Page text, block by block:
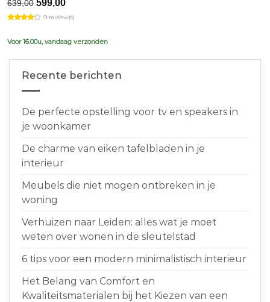
639,00
price
was:
599,00
is:
9 review(s)
Voor 16.00u, vandaag verzonden
Recente berichten
De perfecte opstelling voor tv en speakers in
je woonkamer
De charme van eiken tafelbladen in je
interieur
Meubels die niet mogen ontbreken in je
woning
Verhuizen naar Leiden: alles wat je moet
weten over wonen in de sleutelstad
6 tips voor een modern minimalistisch interieur
Het Belang van Comfort en
Kwaliteitsmaterialen bij het Kiezen van een